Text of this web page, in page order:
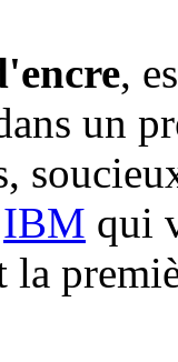
,
un
IBM qui
la